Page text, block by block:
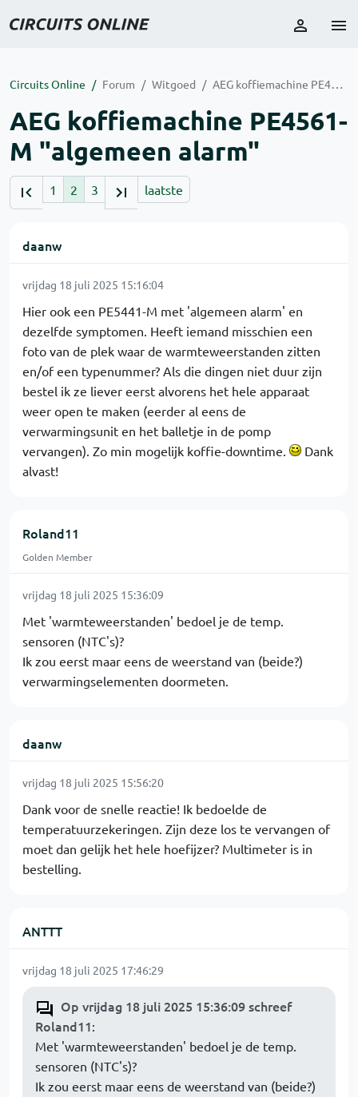
Circuits Online Forum Witgoed AEG koffiemachine PE4561-M "algemeen alarm"
AEG koffiemachine PE4561-
M "algemeen alarm"
1 2 3 laatste
daanw
vrijdag 18 juli 2025 15:16:04
Hier ook een PE5441-M met 'algemeen alarm' en
dezelfde symptomen. Heeft iemand misschien een
foto van de plek waar de warmteweerstanden zitten
en/of een typenummer? Als die dingen niet duur zijn
bestel ik ze liever eerst alvorens het hele apparaat
weer open te maken (eerder al eens de
verwarmingsunit en het balletje in de pomp
vervangen). Zo min mogelijk koffie-downtime.
Dank
alvast!
Roland11
Golden Member
vrijdag 18 juli 2025 15:36:09
Met 'warmteweerstanden' bedoel je de temp.
sensoren (NTC's)?
Ik zou eerst maar eens de weerstand van (beide?)
verwarmingselementen doormeten.
daanw
vrijdag 18 juli 2025 15:56:20
Dank voor de snelle reactie! Ik bedoelde de
temperatuurzekeringen. Zijn deze los te vervangen of
moet dan gelijk het hele hoefijzer? Multimeter is in
bestelling.
ANTTT
vrijdag 18 juli 2025 17:46:29
Op vrijdag 18 juli 2025 15:36:09 schreef
Roland11:
Met 'warmteweerstanden' bedoel je de temp.
sensoren (NTC's)?
Ik zou eerst maar eens de weerstand van (beide?)